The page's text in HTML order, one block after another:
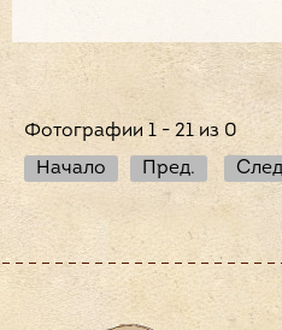
Фотографии 1 - 21 из 0
Начало
Пред.